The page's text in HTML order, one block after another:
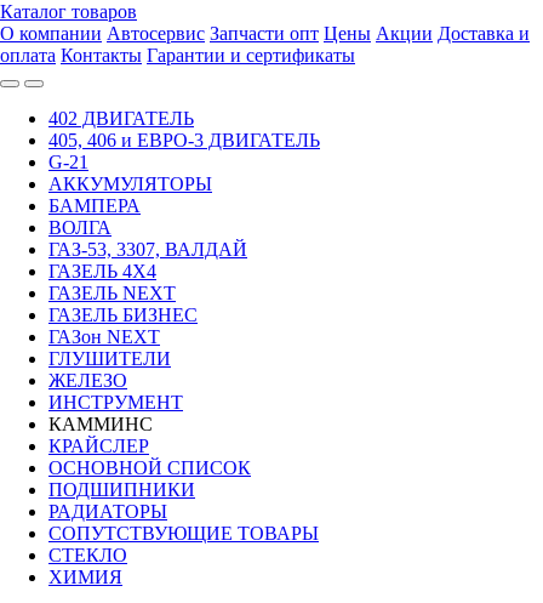
Каталог товаров
О компании Автосервис Запчасти опт Цены Акции Доставка и
оплата Контакты Гарантии и сертификаты
402 ДВИГАТЕЛЬ
405, 406 и ЕВРО-3 ДВИГАТЕЛЬ
G-21
АККУМУЛЯТОРЫ
БАМПЕРА
ВОЛГА
ГАЗ-53, 3307, ВАЛДАЙ
ГАЗЕЛЬ 4Х4
ГАЗЕЛЬ NEXT
ГАЗЕЛЬ БИЗНЕС
ГАЗон NEXT
ГЛУШИТЕЛИ
ЖЕЛЕЗО
ИНСТРУМЕНТ
КАММИНС
КРАЙСЛЕР
ОСНОВНОЙ СПИСОК
ПОДШИПНИКИ
РАДИАТОРЫ
СОПУТСТВУЮЩИЕ ТОВАРЫ
СТЕКЛО
ХИМИЯ